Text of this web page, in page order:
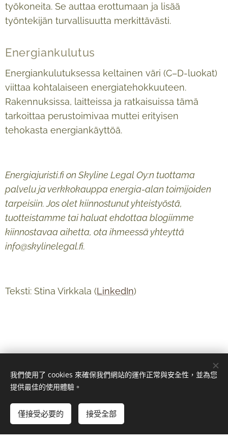
työkoneita. Se auttaa erottumaan ja lisää
työntekijän turvallisuutta merkittävästi.
Energiankulutus
Energiankulutuksessa keltainen väri (C–D-luokat)
viittaa kohtalaiseen energiatehokkuuteen.
Rakennuksissa, laitteissa ja ratkaisuissa tämä
tarkoittaa perustoimivaa muttei erityisen
tehokasta energiankäyttöä.
Energiajuristi.fi on Skyline Legal Oy:n tuottama
palvelu ja verkkokauppa energia-alan toimijoiden
tarpeisiin. Jos olet kiinnostunut yhteistyöstä,
tuotteistamme tai haluat ehdottaa blogiimme
kiinnostavaa aihetta, ota ihmeessä yhteyttä
info@skylinelegal.fi.
Teksti: Stina Virkkala (LinkedIn)
© 2024 Kaikki oikeudet pidätetään
Copyright Skyline Legal Oy 2026 Cookies
我們使用了 cookies 來確保我們網站的運作正常與安全性，並為您
提供最佳的使用體驗。
僅接受必要的 接受全部